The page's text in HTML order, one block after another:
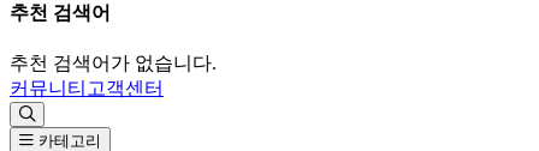
추천 검색어
추천 검색어가 없습니다.
커뮤니티 고객센터
카테고리